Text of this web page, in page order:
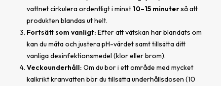
vattnet cirkulera ordentligt i minst 10–15 minuterså att
produkten blandas ut helt.
Fortsätt som vanligt: Efter att vätskan har blandats om
kan du mäta och justera pH-värdet samt tillsätta ditt
vanliga desinfektionsmedel (klor eller brom).
Veckounderhåll: Om du bor i ett område med mycket
kalkrikt kranvatten bör du tillsätta underhållsdosen (10